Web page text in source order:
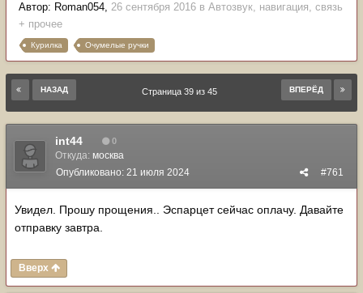
Автор: Roman054, 26 сентября 2016 в Автозвук, навигация, связь
+ прочее
Курилка Очумелые ручки
НАЗАД ВПЕРЁД
Страница 39 из 45
int44 0
Откуда: москва
#761
Опубликовано: 21 июля 2024
Увидел. Прошу прощения.. Эспарцет сейчас оплачу. Давайте
отправку завтра.
Вверх